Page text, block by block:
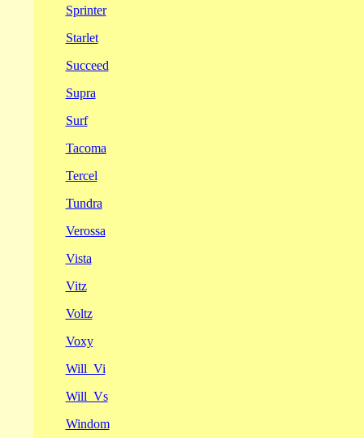
Sprinter
Starlet
Succeed
Supra
Surf
Tacoma
Tercel
Tundra
Verossa
Vista
Vitz
Voltz
Voxy
Will_Vi
Will_Vs
Windom